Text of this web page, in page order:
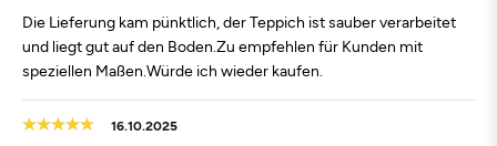
Die Lieferung kam pünktlich, der Teppich ist sauber verarbeitet
und liegt gut auf den Boden.Zu empfehlen für Kunden mit
speziellen Maßen.Würde ich wieder kaufen.
16.10.2025